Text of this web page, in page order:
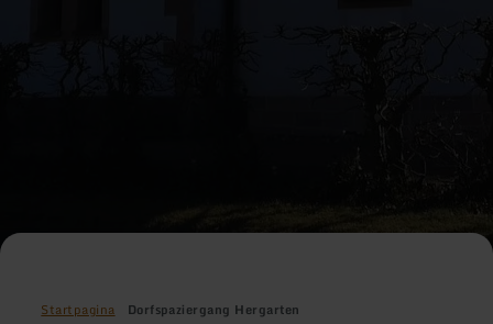
Startpagina Dorfspaziergang Hergarten